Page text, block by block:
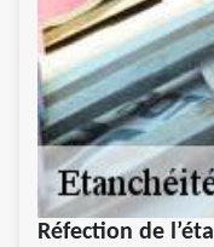
Réfection de